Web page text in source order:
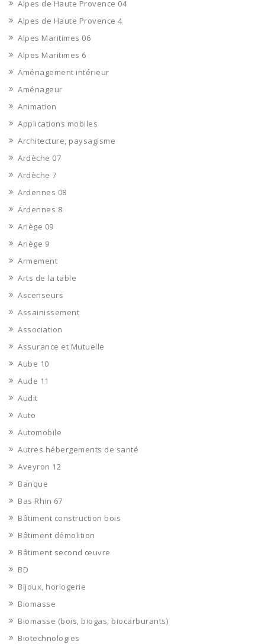
Alpes de Haute Provence 04
Alpes de Haute Provence 4
Alpes Maritimes 06
Alpes Maritimes 6
Aménagement intérieur
Aménageur
Animation
Applications mobiles
Architecture, paysagisme
Ardèche 07
Ardèche 7
Ardennes 08
Ardennes 8
Ariège 09
Ariège 9
Armement
Arts de la table
Ascenseurs
Assainissement
Association
Assurance et Mutuelle
Aube 10
Aude 11
Audit
Auto
Automobile
Autres hébergements de santé
Aveyron 12
Banque
Bas Rhin 67
Bâtiment construction bois
Bâtiment démolition
Bâtiment second œuvre
BD
Bijoux, horlogerie
Biomasse
Biomasse (bois, biogas, biocarburants)
Biotechnologies